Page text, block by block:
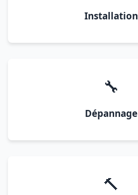
Installation
🔧
Dépannage
🔨